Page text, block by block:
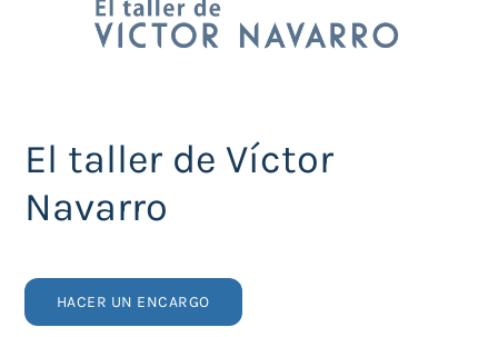
El taller de Víctor
Navarro
HACER UN ENCARGO